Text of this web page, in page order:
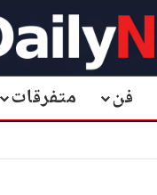
فن متفرقات